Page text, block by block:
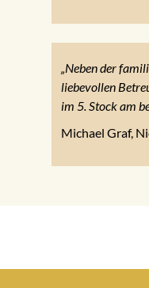
„Neben der
liebevollen
im 5. Stock am
Michael Graf,